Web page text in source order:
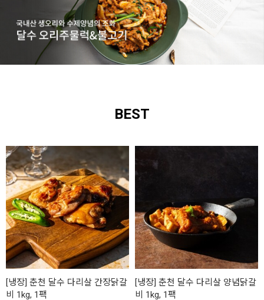
BEST
[냉장] 춘천 달수 다리살 간장닭갈
비 1kg, 1팩
[냉장] 춘천 달수 다리살 양념닭갈
비 1kg, 1팩